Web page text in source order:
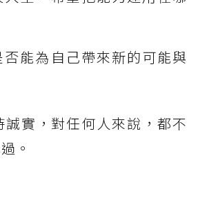
能為自己帶來新的可能與
實，對任何人來說，都不
。